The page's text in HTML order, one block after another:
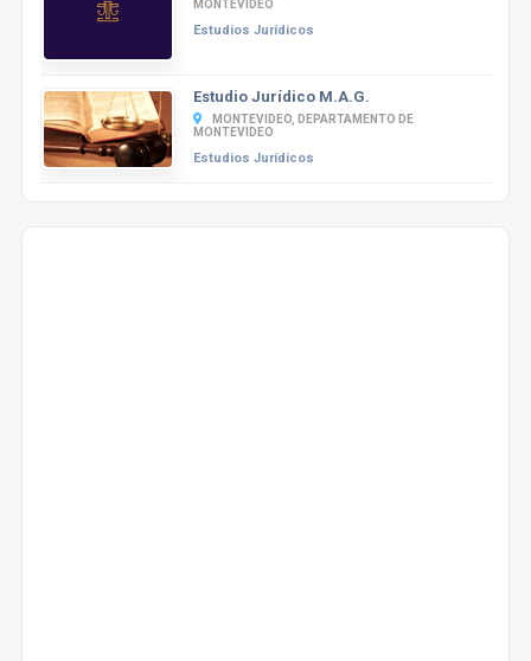
MONTEVIDEO
Estudios Jurídicos
Estudio Jurídico M.A.G.
MONTEVIDEO, DEPARTAMENTO DE
MONTEVIDEO
Estudios Jurídicos